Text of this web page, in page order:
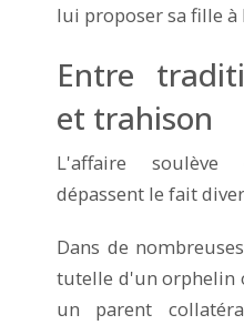
lui proposer sa fille à
Entre
et trahison
L'affaire
dépassent le fait
Dans de
tutelle d'un orphelin
un parent